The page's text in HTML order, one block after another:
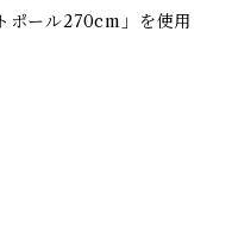
ポール270cm」を使用